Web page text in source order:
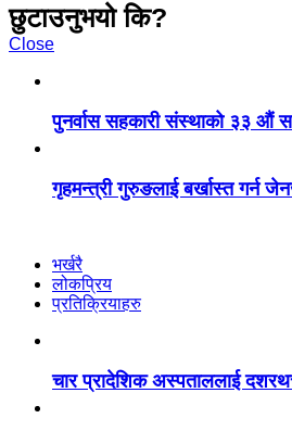
छुटाउनुभयो कि?
Close
पुनर्वास सहकारी संस्थाको ३३ औं
गृहमन्त्री गुरुङलाई बर्खास्त गर्न
भर्खरै
लोकप्रिय
प्रतिक्रियाहरु
चार प्रादेशिक अस्पताललाई